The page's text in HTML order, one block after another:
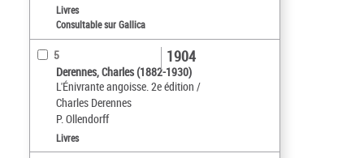
Livres
Consultable sur Gallica
5
Derennes, Charles (1882-1930)
L'Énivrante angoisse. 2e édition /
Charles Derennes
P. Ollendorff
1904
Livres